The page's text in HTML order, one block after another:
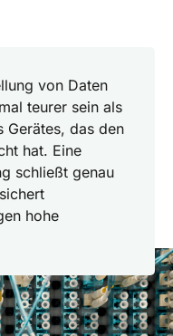
von Daten
teurer sein als
Gerätes, das den
hat. Eine
schließt genau
hohe